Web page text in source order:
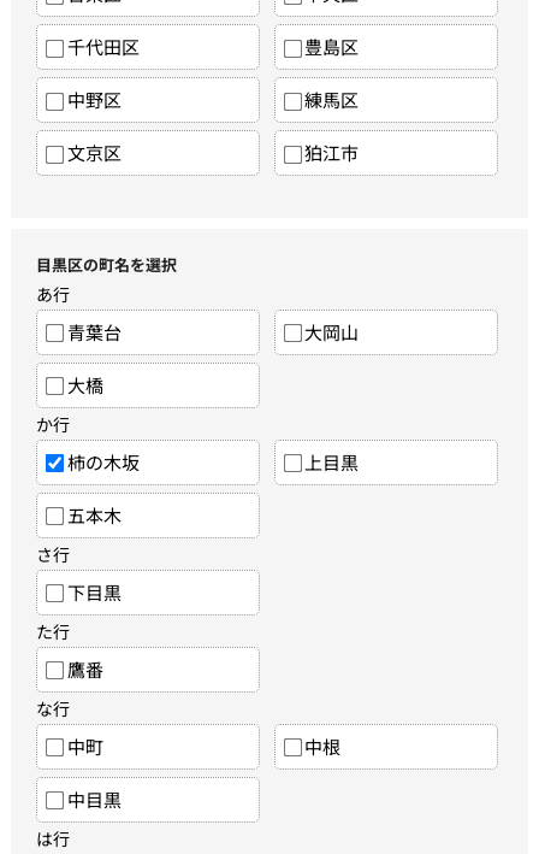
千代田区 豊島区
中野区 練馬区
文京区 狛江市
目黒区の町名を選択
あ行
青葉台 大岡山
大橋
か行
柿の木坂 上目黒
五本木
さ行
下目黒
た行
鷹番
な行
中町 中根
中目黒
は行